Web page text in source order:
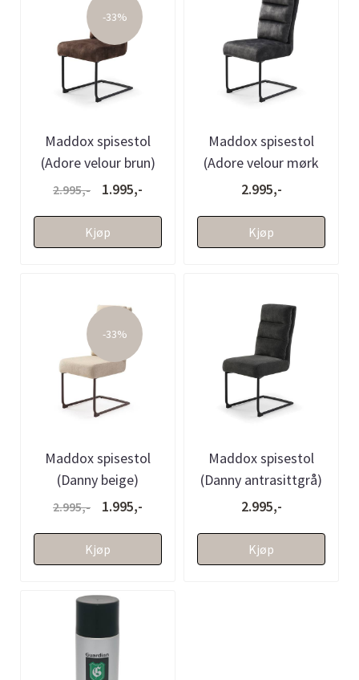
-33%
Maddox spisestol
(Adore velour brun)
2.995,- 1.995,-
Kjøp
Maddox spisestol
(Adore velour mørk
grå)
2.995,-
Kjøp
-33%
Maddox spisestol
(Danny beige)
2.995,- 1.995,-
Kjøp
Maddox spisestol
(Danny antrasittgrå)
2.995,-
Kjøp